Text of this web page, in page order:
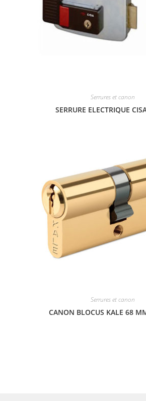
Serrures et canon
SERRURE ELECTRIQUE
Serrures et canon
CANON BLOCUS KALE 68